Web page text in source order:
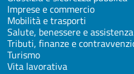
Imprese e commercio
Mobilità e trasporti
Salute, benessere e assistenza
Tributi, finanze e
Turismo
Vita lavorativa